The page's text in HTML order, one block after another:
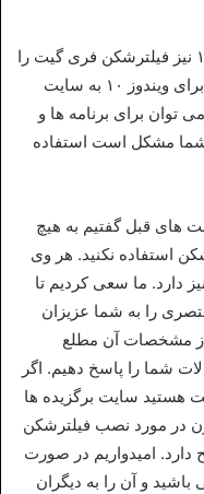
شما این امکان را دارید که برای ویندوز ۱۰ نیز فیلترشکن فری گیت را
نصب کنید. برای دانلود فری گیت رایگان برای ویندوز ۱۰ به سایت
توان برای برنامه ها و
مشکل است استفاده
های قبل گفتیم به هیچ
استفاده نکنید. هر وی
دارد. ما سعی کردیم تا
را به شما عزیزان
مشخصات آن مطلع
شما را پاسخ دهیم. اگر
هستید سایت برگزیده ها
در مورد نصب فیلترشکن
امیدواریم در صورت
و آن را به دیگران